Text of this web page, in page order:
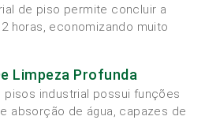
de piso permite concluir a
horas, economizando muito
Limpeza Profunda
pisos industrial possui funções
absorção de água, capazes de